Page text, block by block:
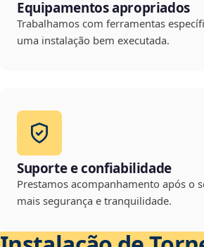
Equipamentos apropriados
Trabalhamos com ferramentas
uma instalação bem executada.
Suporte e confiabilidade
Prestamos acompanhamento após o
mais segurança e tranquilidade.